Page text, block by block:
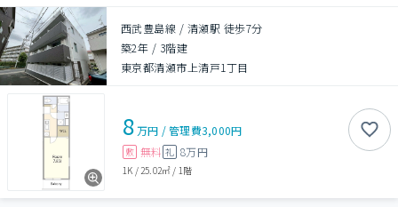
西武豊島線 / 清瀬駅 徒歩7分
築2年 / 3階建
東京都清瀬市上清戸1丁目
8万円 /管理費3,000円
敷 無料 礼 8万円
1K / 25.02㎡ / 1階